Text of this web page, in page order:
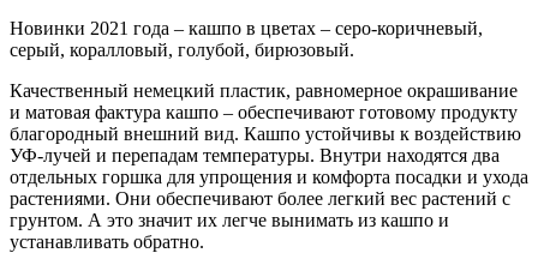
Новинки 2021 года – кашпо в цветах – серо-коричневый,
серый, коралловый, голубой, бирюзовый.
Качественный немецкий пластик, равномерное окрашивание
и матовая фактура кашпо – обеспечивают готовому продукту
благородный внешний вид. Кашпо устойчивы к воздействию
УФ-лучей и перепадам температуры. Внутри находятся два
отдельных горшка для упрощения и комфорта посадки и ухода
растениями. Они обеспечивают более легкий вес растений с
грунтом. А это значит их легче вынимать из кашпо и
устанавливать обратно.